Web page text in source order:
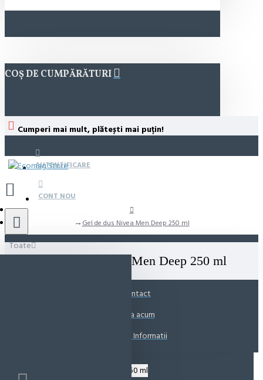
COȘ DE CUMPĂRĂTURI
Cumperi mai mult, plătești mai puțin!
AUTENTIFICARE
CONT NOU
Toate
Gel de dus Nivea Men Deep 250 ml
Gel de dus Nivea Men Deep 250 ml
Contact
Suna acum
Solicita Informatii